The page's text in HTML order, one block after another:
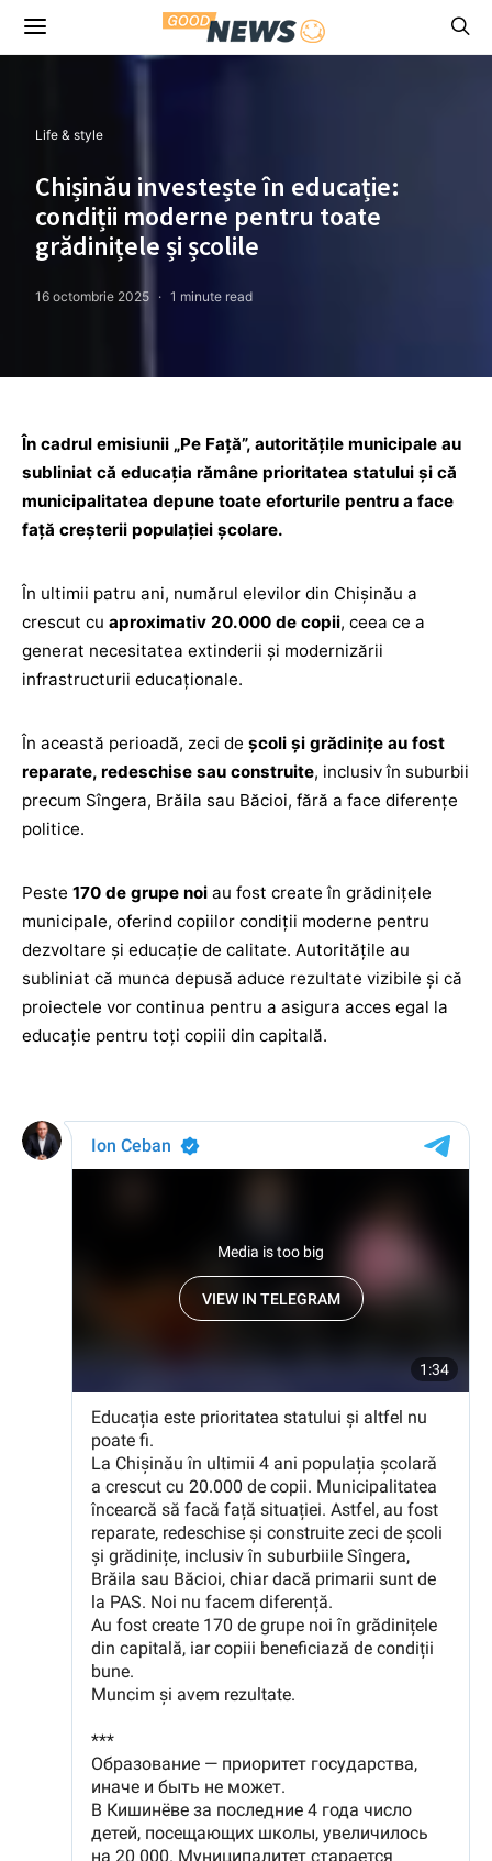
Life & style
Chișinău investește în educație:
condiții moderne pentru toate
grădinițele și școlile
16 octombrie 2025 1 minute read
În cadrul emisiunii „Pe Față”, autoritățile municipale au
subliniat că educația rămâne prioritatea statului și că
municipalitatea depune toate eforturile pentru a face
față creșterii populației școlare.
În ultimii patru ani, numărul elevilor din Chișinău a
crescut cu aproximativ 20.000 de copii, ceea ce a
generat necesitatea extinderii și modernizării
infrastructurii educaționale.
În această perioadă, zeci de școli și grădinițe au fost
reparate, redeschise sau construite, inclusiv în suburbii
precum Sîngera, Brăila sau Băcioi, fără a face diferențe
politice.
Peste 170 de grupe noi au fost create în grădinițele
municipale, oferind copiilor condiții moderne pentru
dezvoltare și educație de calitate. Autoritățile au
subliniat că munca depusă aduce rezultate vizibile și că
proiectele vor continua pentru a asigura acces egal la
educație pentru toți copiii din capitală.